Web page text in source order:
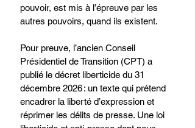
pouvoir, est mis à l’épreuve par les
autres pouvoirs, quand ils existent.
Pour preuve, l’ancien Conseil
Présidentiel de Transition (CPT) a
publié le décret liberticide du 31
décembre 2026 : un texte qui prétend
encadrer la liberté d’expression et
réprimer les délits de presse. Une loi